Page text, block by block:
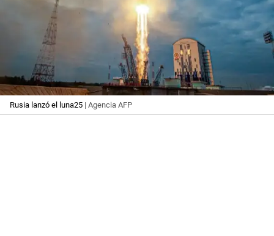
Rusia lanzó el luna25 | Agencia AFP